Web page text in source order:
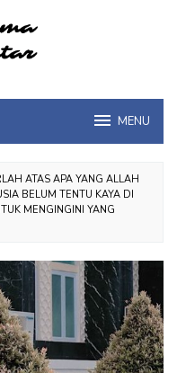
MENU
ATAS APA YANG ALLAH
BELUM TENTU KAYA DI
MENGINGINI YANG